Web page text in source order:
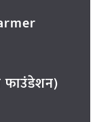
फाउंडेशन)